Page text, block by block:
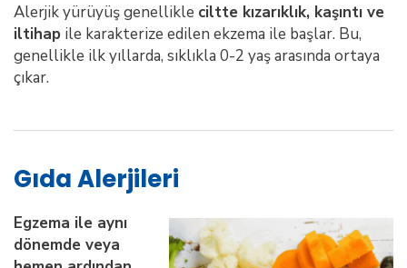
Alerjik yürüyüş genellikle ciltte kızarıklık, kaşıntı ve
iltihap ile karakterize edilen ekzema ile başlar. Bu,
genellikle ilk yıllarda, sıklıkla 0-2 yaş arasında ortaya
çıkar.
Gıda Alerjileri
Egzema ile aynı
dönemde veya